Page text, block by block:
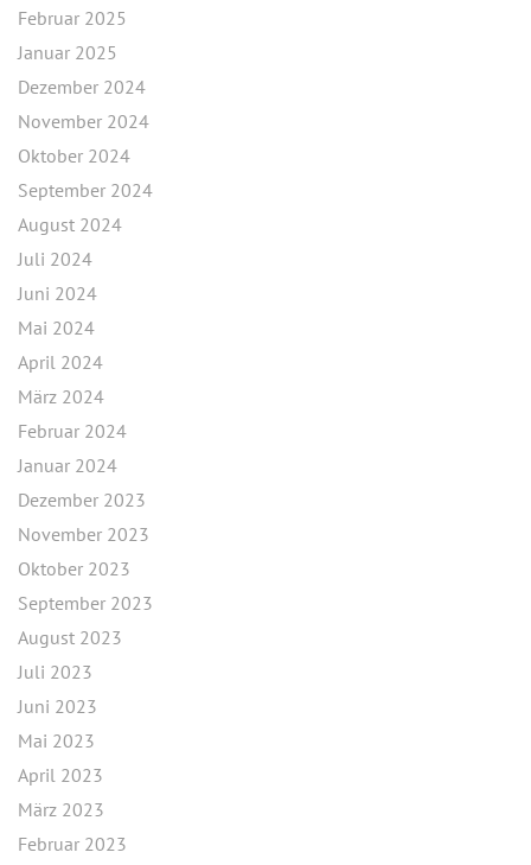
Februar 2025
Januar 2025
Dezember 2024
November 2024
Oktober 2024
September 2024
August 2024
Juli 2024
Juni 2024
Mai 2024
April 2024
März 2024
Februar 2024
Januar 2024
Dezember 2023
November 2023
Oktober 2023
September 2023
August 2023
Juli 2023
Juni 2023
Mai 2023
April 2023
März 2023
Februar 2023